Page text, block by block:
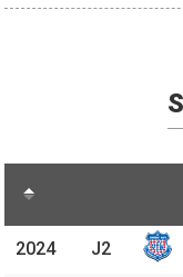
2024
2024 J2